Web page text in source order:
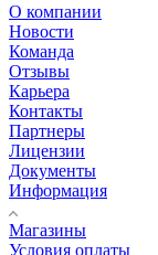
О компании
Новости
Команда
Отзывы
Карьера
Контакты
Партнеры
Лицензии
Документы
Информация
Магазины
Условия оплаты